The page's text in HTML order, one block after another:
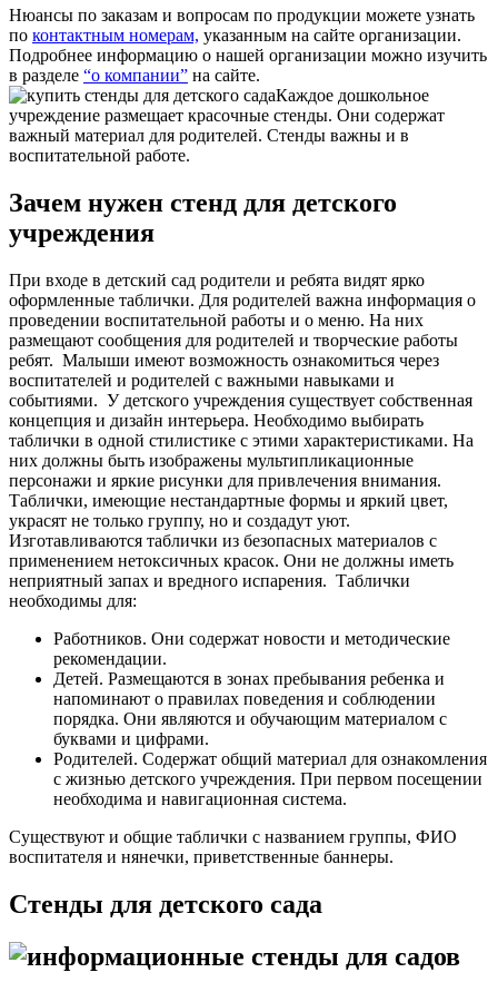
Нюансы по заказам и вопросам по продукции можете узнать
по контактным номерам, указанным на сайте организации.
Подробнее информацию о нашей организации можно изучить
в разделе “о компании” на сайте.
Каждое дошкольное
учреждение размещает красочные стенды. Они содержат
важный материал для родителей. Стенды важны и в
воспитательной работе.
Зачем нужен стенд для детского
учреждения
При входе в детский сад родители и ребята видят ярко
оформленные таблички. Для родителей важна информация о
проведении воспитательной работы и о меню. На них
размещают сообщения для родителей и творческие работы
ребят. Малыши имеют возможность ознакомиться через
воспитателей и родителей с важными навыками и
событиями. У детского учреждения существует собственная
концепция и дизайн интерьера. Необходимо выбирать
таблички в одной стилистике с этими характеристиками. На
них должны быть изображены мультипликационные
персонажи и яркие рисунки для привлечения внимания.
Таблички, имеющие нестандартные формы и яркий цвет,
украсят не только группу, но и создадут уют.
Изготавливаются таблички из безопасных материалов с
применением нетоксичных красок. Они не должны иметь
неприятный запах и вредного испарения. Таблички
необходимы для:
Работников. Они содержат новости и методические
рекомендации.
Детей. Размещаются в зонах пребывания ребенка и
напоминают о правилах поведения и соблюдении
порядка. Они являются и обучающим материалом с
буквами и цифрами.
Родителей. Содержат общий материал для ознакомления
с жизнью детского учреждения. При первом посещении
необходима и навигационная система.
Существуют и общие таблички с названием группы, ФИО
воспитателя и нянечки, приветственные баннеры.
Стенды для детского сада